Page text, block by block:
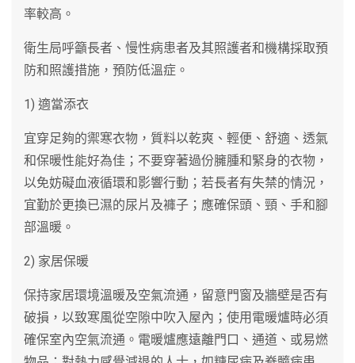
率較高。
衛生局呼籲長者、慢性病患者及其照護者和機構採取預
防和照護措施，預防低溫症。
1) 適當添衣
宜穿足夠的禦寒衣物，質料以乾爽、輕便、舒適、透氣
和保暖性能好為佳；不要穿著過份臃腫和緊身的衣物，
以免妨礙血液循環和影響行動；若長者有失禁的情況，
宜勤於更換已濕的尿片及褲子；應確保頭、頸、手和腳
部溫暖。
2) 家居保暖
保持家居環境溫暖及空氣流通，留意門窗及牆壁是否有
破損，以致寒風從空隙中吹入屋內；使用電暖爐時必須
確保室內空氣流通。電暖爐應遠離門口、通道、或易燃